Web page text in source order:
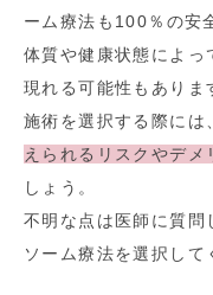
ーム療法も100％の安
体質や健康状態によっ
現れる可能性もありま
施術を選択する際には
えられるリスクやデ
しょう。
不明な点は医師に質問
ソーム療法を選択して